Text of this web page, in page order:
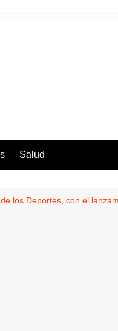
Salud
los Deportes, con el